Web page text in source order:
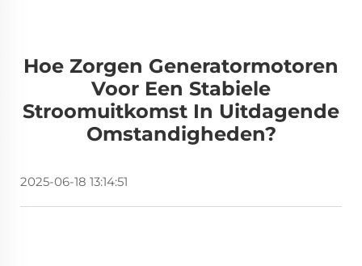
Hoe Zorgen Generatormotoren
Voor Een Stabiele
Stroomuitkomst In Uitdagende
Omstandigheden?
2025-06-18 13:14:51